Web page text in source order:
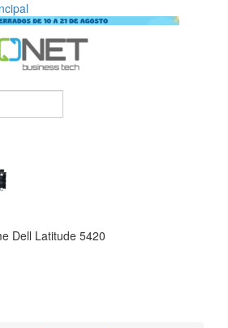
Dell Latitude 5420